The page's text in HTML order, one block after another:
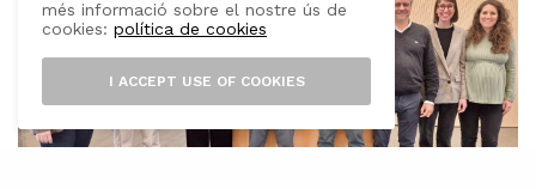
més informació sobre el nostre ús de
cookies:política de cookies
I ACCEPT USE OF COOKIES